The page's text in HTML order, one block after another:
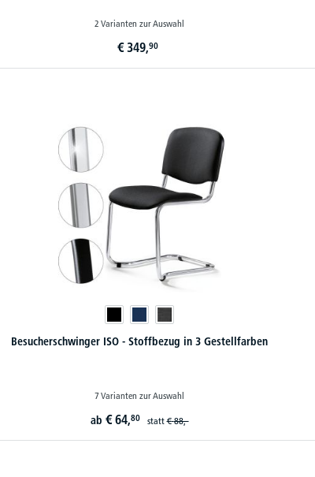
2 Varianten zur Auswahl
€ 349,90
Besucherschwinger ISO - Stoffbezug in 3 Gestellfarben
7 Varianten zur Auswahl
ab € 64,80 statt€ 88,-